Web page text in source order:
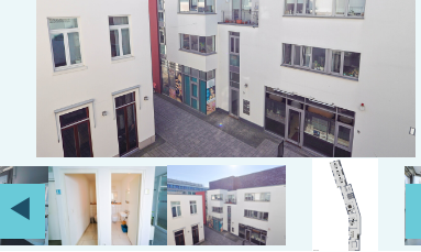
c
VORHERIGE
SEITE